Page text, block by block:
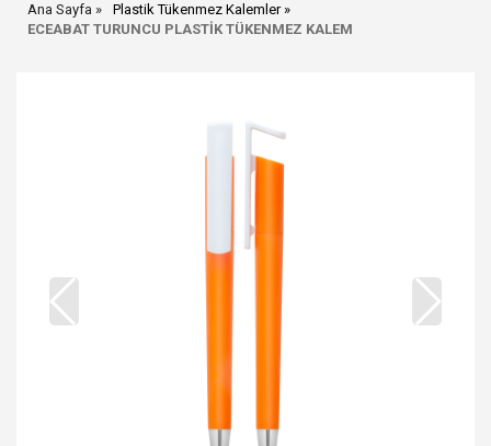
Ana Sayfa
Plastik Tükenmez Kalemler
ECEABAT TURUNCU PLASTİK TÜKENMEZ KALEM